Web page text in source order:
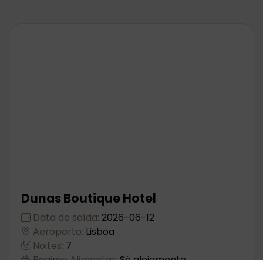
Dunas Boutique Hotel
Data de saída: 2026-06-12
Aeroporto: Lisboa
Noites: 7